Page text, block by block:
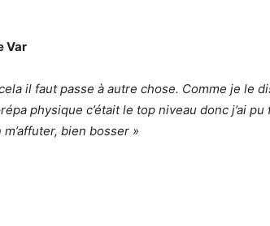
Var
il faut passe à autre chose. Comme je le
physique c’était le top niveau donc j’ai
bien bosser »